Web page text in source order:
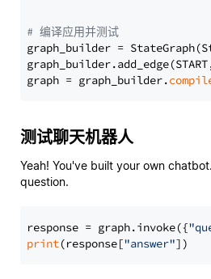
# 编译应用并测试
graph_builder =
graph = graph_builder.
测试聊天机器人
Yeah! You've built your own
question.
response = graph.invoke({
print(response["answer"